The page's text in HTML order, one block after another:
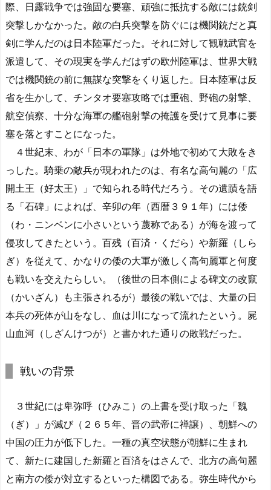
際、日露戦争では強固な要塞、頑強に抵抗する敵には銃剣
突撃しかなかった。敵の白兵突撃を防ぐには機関銃だと真
剣に学んだのは日本陸軍だった。それに対して観戦武官を
派遣して、その現実を学んだはずの欧州陸軍は、世界大戦
では機関銃の前に無謀な突撃をくり返した。日本陸軍は反
省を生かして、チンタオ要塞攻略では重砲、野砲の射撃、
航空偵察、十分な海軍の艦砲射撃の掩護を受けて見事に要
塞を落とすことになった。
４世紀末、わが「日本の軍隊」は外地で初めて大敗をき
っした。騎乗の敵兵が現われたのは、有名な高句麗の「広
開土王（好太王）」で知られる時代だろう。その遺蹟を語
る「石碑」によれば、辛卯の年（西暦３９１年）には倭
（わ・ニンベンに小さいという蔑称である）が海を渡って
侵攻してきたという。百残（百済・くだら）や新羅（しら
ぎ）を従えて、かなりの倭の大軍が激しく高句麗軍と何度
も戦いを交えたらしい。（後世の日本側による碑文の改竄
（かいざん）も主張されるが）最後の戦いでは、大量の日
本兵の死体が山をなし、血は川になって流れたという。屍
山血河（しざんけつが）と書かれた通りの敗戦だった。
戦いの背景
３世紀には卑弥呼（ひみこ）の上書を受け取った「魏
（ぎ）」が滅び（２６５年、晋の武帝に禅譲）、朝鮮への
中国の圧力が低下した。一種の真空状態が朝鮮に生まれ
て、新たに建国した新羅と百済をはさんで、北方の高句麗
と南方の倭が対立するといった構図である。弥生時代から